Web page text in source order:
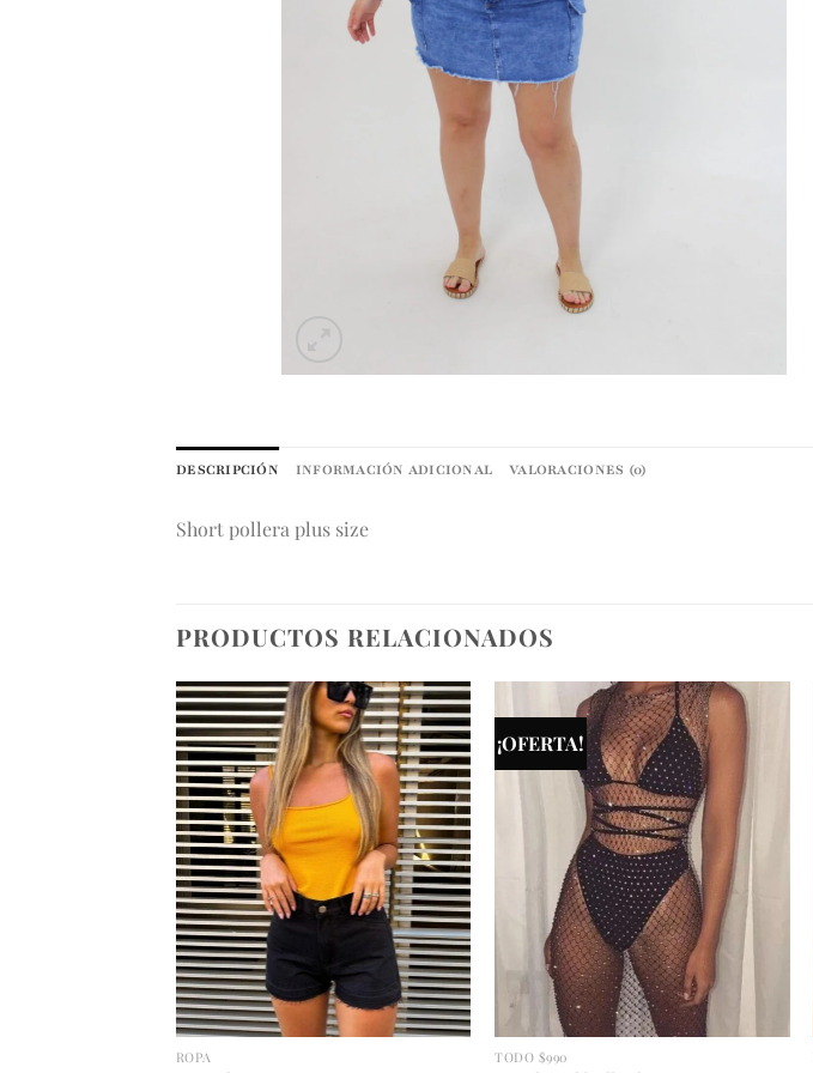
DESCRIPCIÓN INFORMACIÓN ADICIONAL VALORACIONES (0)
Short pollera plus size
PRODUCTOS RELACIONADOS
ROPA
¡OFERTA!
TODO $990